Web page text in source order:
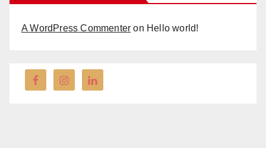
A WordPress Commenter on Hello world!